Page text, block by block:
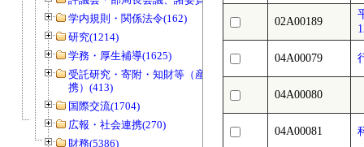
学内規則・関係法令(162)
研究(1214)
学務・厚生補導(1625)
受託研究・寄附・知財等（産官学連
携）(413)
国際交流(1704)
広報・社会連携(270)
財務(5386)
02A00189
04A00079
04A00080
04A00081